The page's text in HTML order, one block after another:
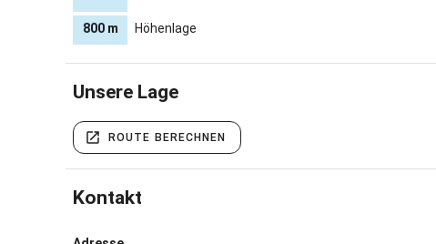
800 m Höhenlage
Unsere Lage
ROUTE BERECHNEN
Kontakt